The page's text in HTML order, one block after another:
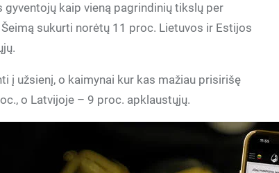
kaip vieną pagrindinių tikslų per
sukurti norėtų 11 proc. Lietuvos ir Estijos
į užsienį, o kaimynai kur kas mažiau prisirišę
o Latvijoje – 9 proc. apklaustųjų.